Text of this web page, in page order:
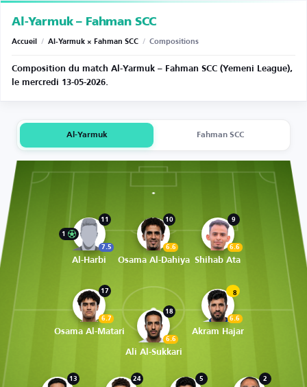
Al-Yarmuk – Fahman SCC
Accueil / Al-Yarmuk × Fahman SCC / Compositions
Composition du match Al-Yarmuk – Fahman SCC (Yemeni League),
le mercredi 13-05-2026.
Al-Yarmuk Fahman SCC
11
7.5
1
Al-Harbi
10
6.6
Osama Al-Dahiya
9
6.6
Shihab Ata
17
6.7
Osama Al-Matari
18
6.6
Ali Al-Sukkari
8
6.6
Akram Hajar
13 24 5 2